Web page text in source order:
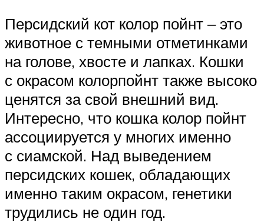
Персидский кот колор пойнт ‒ это
животное с темными отметинками
на голове, хвосте и лапках. Кошки
с окрасом колорпойнт также высоко
ценятся за свой внешний вид.
Интересно, что кошка колор пойнт
ассоциируется у многих именно
с сиамской. Над выведением
персидских кошек, обладающих
именно таким окрасом, генетики
трудились не один год.